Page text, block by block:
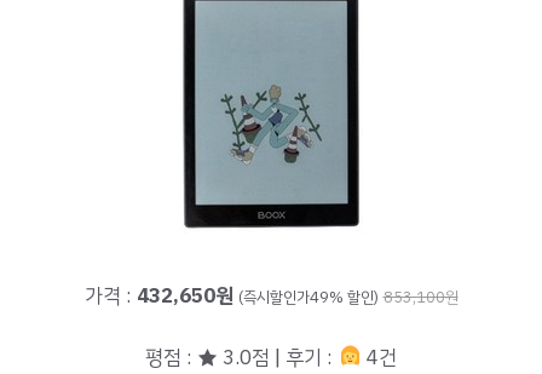
가격 : 432,650원 (즉시할인가49% 할인) 853,100원
평점 : ★ 3.0점 | 후기 : 4건